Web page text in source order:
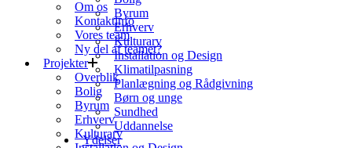
Byrum
Erhverv
Kulturarv
Installation og Design
Klimatilpasning
Planlægning og Rådgivning
Børn og unge
Sundhed
Uddannelse
Ydelser
Om os
Kontaktinfo
Vores team
Ny del af teamet?
Projekter
Overblik
Bolig
Byrum
Erhverv
Kulturarv